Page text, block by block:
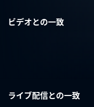
ビデオとの一致
ライブ配信との一致